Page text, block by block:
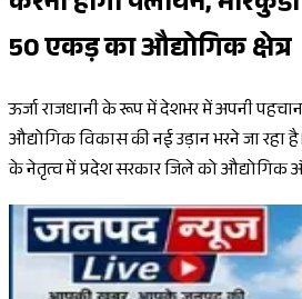
50 एकड़ का औद्योगिक क्षेत्र
ऊर्जा राजधानी के रूप में देशभर में अपनी
औद्योगिक विकास की नई उड़ान भरने जा रहा
के नेतृत्व में प्रदेश सरकार जिले को औद्योगिक